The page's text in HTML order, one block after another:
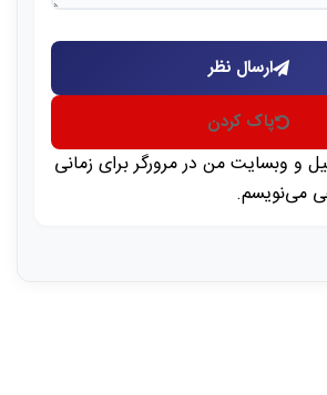
ارسال نظر
پاک کردن
و وبسایت من در مرورگر برای زمانی
می‌نویسم.